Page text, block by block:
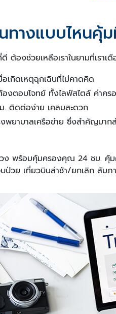
ทางแบบไหนคุ้
ต้องช่วยเหลือเราในยามที่เราเ
เกิดเหตุฉุกเฉินที่ไม่คาดคิด
งตอบโจทย์ ทั้งไลฟ์สไตล์ ค่าครอ
. ติดต่อง่าย เคลมสะดวก
งพยาบาลเครือข่าย ซึ่งสำคัญมา
ง พร้อมคุ้มครองคุณ 24 ชม. คุ้ม
ป่วย เที่ยวบินล่าช้า/ยกเลิก สัม